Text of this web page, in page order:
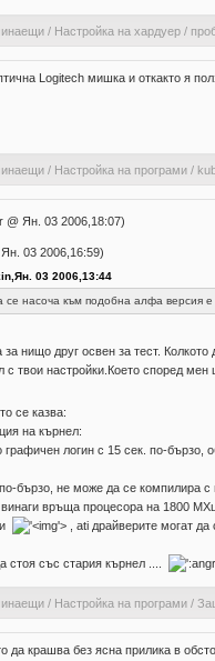
/ Настройка на хардуер/
Logitech мишка и откакто я
/ Настройка на програми/
Ян. 03 2006,18:07)
03 2006,16:59)
03 2006,13:44
се насоча към подобна алфа версия
за нищо друг освен за тест.
твои настройки.Което според
се казва:
на кърнел:
логин с 15 сек. по-бързо,
бързо, не може да се компилира
връща процесора на 1800
'>, ati драйверите могат да
стоя със стария кърнел ....
/ Настройка на програми/
да крашва без ясна прилика в